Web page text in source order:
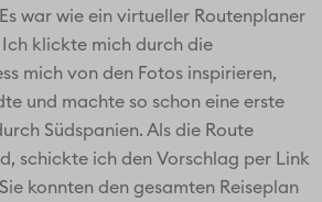
war wie ein virtueller Routenplaner
klickte mich durch die
mich von den Fotos inspirieren,
und machte so schon eine erste
Südspanien. Als die Route
schickte ich den Vorschlag per Link
konnten den gesamten Reiseplan